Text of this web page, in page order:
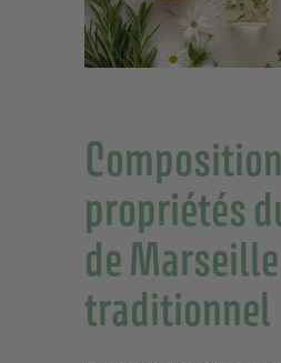
propriétés
de Marseille
traditionnel